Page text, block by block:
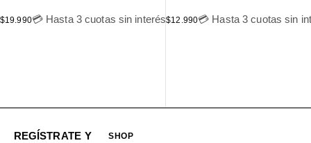
$19.990💳 Hasta 3 cuotas sin interés$12.990💳 Hasta 3 cuotas sin
REGÍSTRATE Y
SHOP